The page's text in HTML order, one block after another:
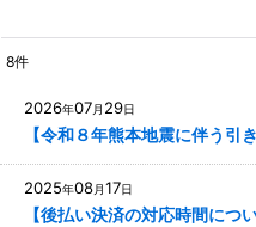
カテゴリ
絞
8件
2026年07月 29日
【令和８年熊本地震に伴う引
2025年08月17日
【後払い決済の対応時間につい